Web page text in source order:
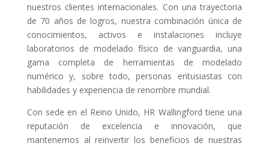
nuestros clientes internacionales. Con una trayectoria
de 70 años de logros, nuestra combinación única de
conocimientos, activos e instalaciones incluye
laboratorios de modelado físico de vanguardia, una
gama completa de herramientas de modelado
numérico y, sobre todo, personas entusiastas con
habilidades y experiencia de renombre mundial.
Con sede en el Reino Unido, HR Wallingford tiene una
reputación de excelencia e innovación, que
mantenemos al reinvertir los beneficios de nuestras